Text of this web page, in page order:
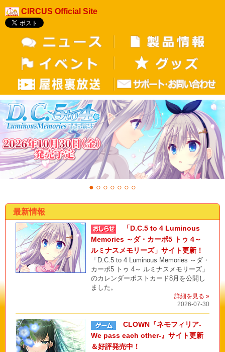
CIRCUS Official Site
● ○ ○ ○ ○ ○ ○
最新情報
「D.C.5 to 4 Luminous
Memories ～ダ・カーポ5 トゥ 4～
ルミナスメモリーズ」サイト更新！
「D.C.5 to 4 Luminous Memories ～ダ・
カーポ5 トゥ 4～ ルミナスメモリーズ」
のカレンダーポストカード8月を公開し
ました。
詳細を見る »
2026-07-30
CLOWN『ネモフィリア-
We pass each other-』サイト更新
＆好評発売中！